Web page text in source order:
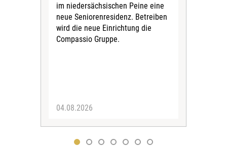
im niedersächsischen Peine eine
neue Seniorenresidenz. Betreiben
wird die neue Einrichtung die
Compassio Gruppe.
04.08.2026